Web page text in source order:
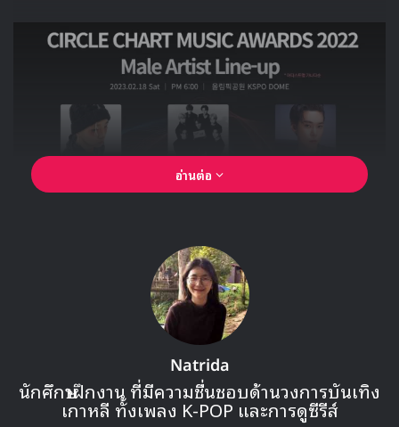
ที่มีประสบการณ์ได้รับรางวัลทั้งหมดถึง 7 รางวัล
ได้กลับมาปรากฏตัวในรูปแบบที่ต่างออกไปในฐานะยูนิตพิเศษ
‘บูซอกซุน’ ที่ประกาศการคัมแบคในรอบ 5 ปี ,
X TOGETHERที่สร้างรากฐานระดับโลกด้วยยอดขายอัลบั้มหนึ่ง
ล้านชุดหลังได้รับรางวัลศิลปินหน้าใหม่ Rookie Awards ครั้ง
อ่านต่อ
Natrida
นักศึกษาฝึกงาน ที่มีความชื่นชอบด้านวงการบันเทิง
เกาหลี ทั้งเพลง K-POP และการดูซีรีส์